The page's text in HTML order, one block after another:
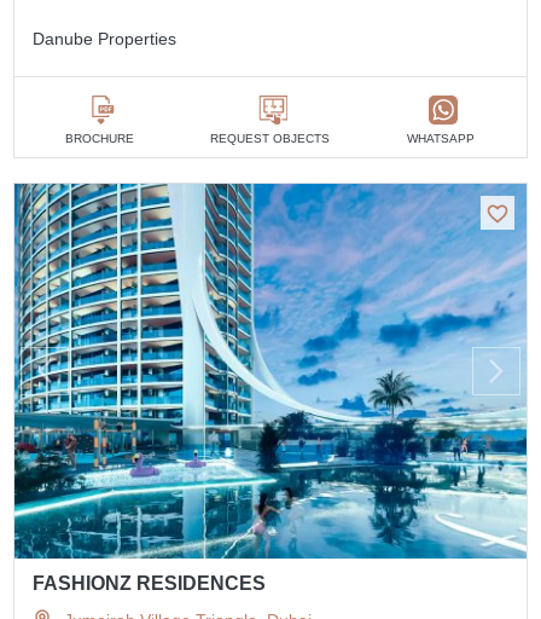
Danube Properties
BROCHURE REQUEST OBJECTS WHATSAPP
FASHIONZ RESIDENCES